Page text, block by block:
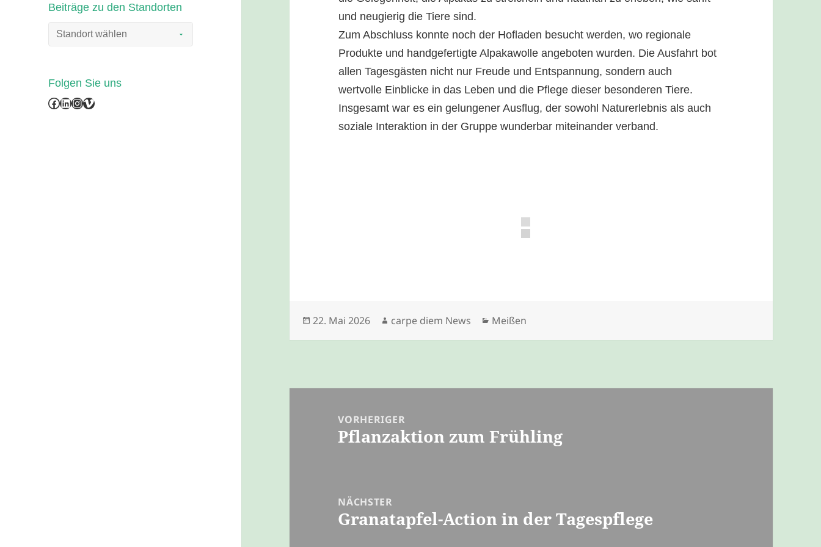
Beiträge zu den Standorten
Folgen Sie uns
Facebook
LinkedIn
Instagram
Vimeo
und neugierig die Tiere sind.
Zum Abschluss konnte noch der Hofladen besucht werden, wo regionale
Produkte und handgefertigte Alpakawolle angeboten wurden. Die Ausfahrt bot
allen Tagesgästen nicht nur Freude und Entspannung, sondern auch
wertvolle Einblicke in das Leben und die Pflege dieser besonderen Tiere.
Insgesamt war es ein gelungener Ausflug, der sowohl Naturerlebnis als auch
soziale Interaktion in der Gruppe wunderbar miteinander verband.
Veröffentlicht
22. Mai 2026 Autor
carpe diem News Kategorien
Meißen
VORHERIGER
Vorheriger
Pflanzaktion zum Frühling
NÄCHSTER
Nächster
Granatapfel-Action in der Tagespflege